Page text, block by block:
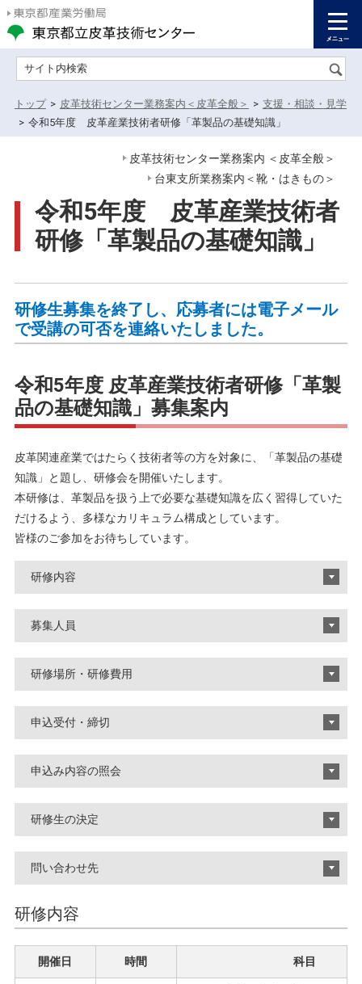
サイト内検索
トップ > 皮革技術センター業務案内＜皮革全般＞ > 支援・相談・見学
> 令和5年度 皮革産業技術者研修「革製品の基礎知識」
皮革技術センター業務案内 ＜皮革全般＞
台東支所業務案内＜靴・はきもの＞
令和5年度 皮革産業技術者
研修「革製品の基礎知識」
研修生募集を終了し、応募者には電子メール
で受講の可否を連絡いたしました。
令和5年度 皮革産業技術者研修「革製
品の基礎知識」募集案内
皮革関連産業ではたらく技術者等の方を対象に、「革製品の基礎
知識」と題し、研修会を開催いたします。
本研修は、革製品を扱う上で必要な基礎知識を広く習得していた
だけるよう、多様なカリキュラム構成としています。
皆様のご参加をお待ちしています。
研修内容
募集人員
研修場所・研修費用
申込受付・締切
申込み内容の照会
研修生の決定
問い合わせ先
研修内容
開催日 時間 科目